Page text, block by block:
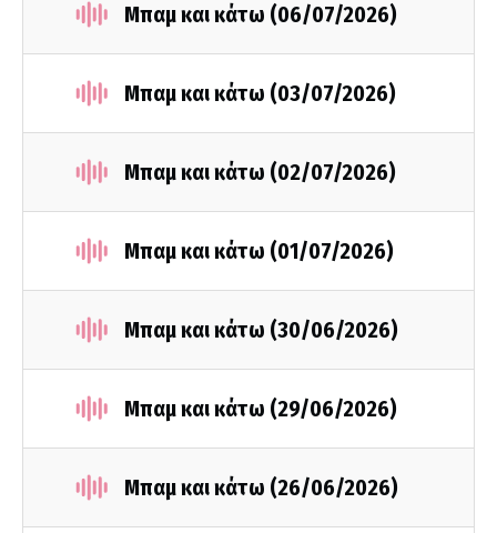
Μπαμ και κάτω (06/07/2026)
Μπαμ και κάτω (03/07/2026)
Μπαμ και κάτω (02/07/2026)
Μπαμ και κάτω (01/07/2026)
Μπαμ και κάτω (30/06/2026)
Μπαμ και κάτω (29/06/2026)
Μπαμ και κάτω (26/06/2026)